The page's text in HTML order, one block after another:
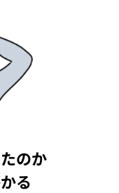
のか
る